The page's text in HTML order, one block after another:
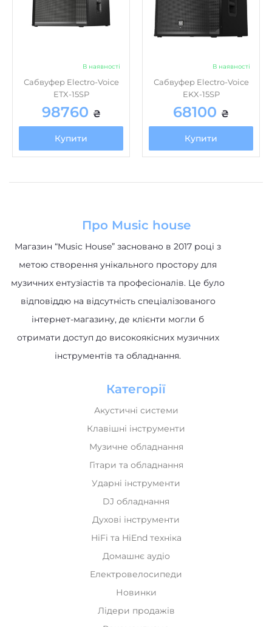
В наявності
Сабвуфер Electro-Voice
ETX-15SP
98760 ₴
Купити
В наявності
Сабвуфер Electro-Voice
EKX-15SP
68100 ₴
Купити
Про Music house
Магазин “Music House” засновано в 2017 році з
метою створення унікального простору для
музичних ентузіастів та професіоналів. Це було
відповіддю на відсутність спеціалізованого
інтернет-магазину, де клієнти могли б
отримати доступ до високоякісних музичних
інструментів та обладнання.
Категорії
Акустичні системи
Клавішні інструменти
Музичне обладнання
Гітари та обладнання
Ударні інструменти
DJ обладнання
Духові інструменти
HiFi та HiEnd техніка
Домашнє аудіо
Електровелосипеди
Новинки
Лідери продажів